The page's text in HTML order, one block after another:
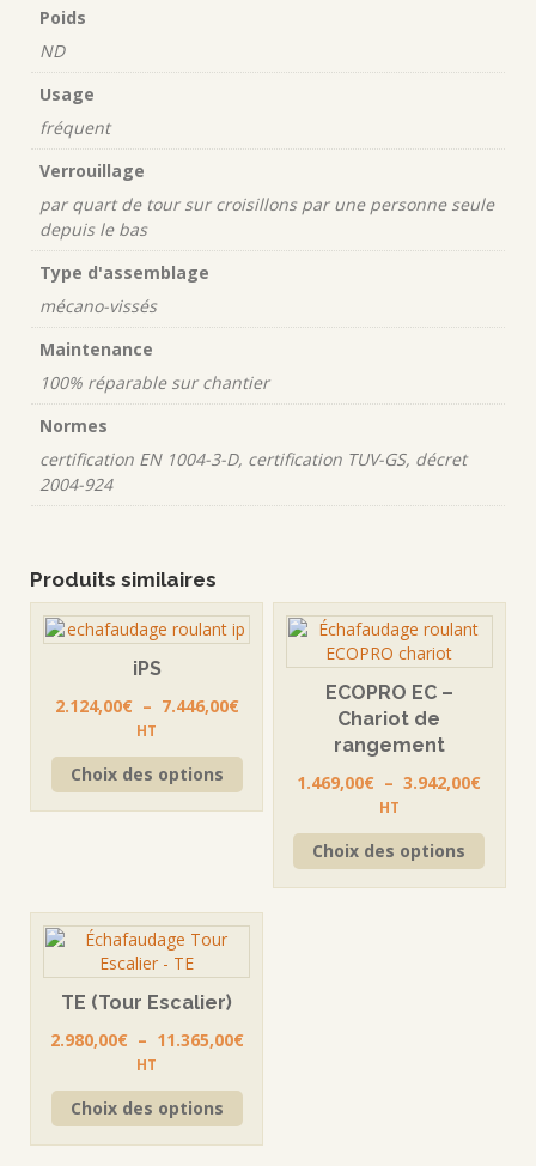
Poids
ND
Usage
fréquent
Verrouillage
par quart de tour sur croisillons par une personne seule
depuis le bas
Type d'assemblage
mécano-vissés
Maintenance
100% réparable sur chantier
Normes
certification EN 1004-3-D, certification TUV-GS, décret
2004-924
Produits similaires
iPS
2.124,00€ – 7.446,00€Plage
prix :
2.124,00€
à
HT
Choix des options
Ce
produit
a
plusieurs
variations.
peuvent
choisies
page
produit
ECOPRO EC –
Chariot de
rangement
1.469,00€ – 3.942,00€Plage
prix :
HT
Choix des options
Ce
a
TE (Tour Escalier)
2.980,00€ – 11.365,00€Plage
HT
Choix des options
Ce
produit
a